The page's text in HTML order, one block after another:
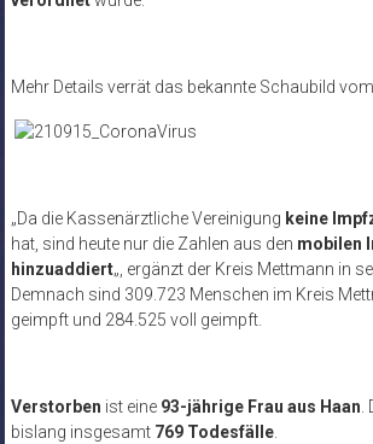
Mehr Details verrät das bekannte Schaubild
„Da die Kassenärztliche Vereinigung keine
hat, sind heute nur die Zahlen aus den mobilen
hinzuaddiert„, ergänzt der Kreis Mettmann in
Demnach sind 309.723 Menschen im Kreis
geimpft und 284.525 voll geimpft.
Verstorben ist eine 93-jährige Frau aus Haan
bislang insgesamt 769 Todesfälle.